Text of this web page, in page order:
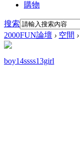
購物
搜索
2000FUN論壇 › 空間 ›
boy14ssss13girl